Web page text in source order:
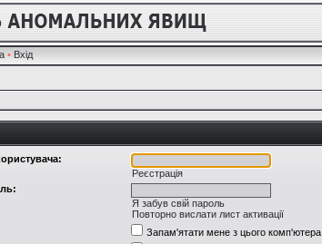
• Вхід
Реєстрація
Я забув свій пароль
Повторно вислати лист активації
Запам'ятати мене з цього комп'ютера